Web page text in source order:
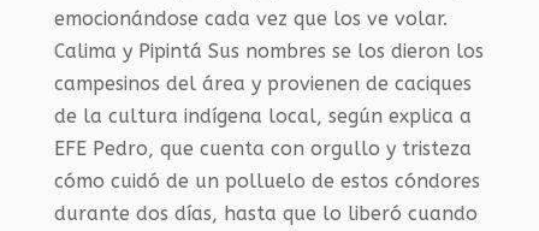
emocionándose cada vez que los ve volar.
Calima y Pipintá Sus nombres se los dieron los
campesinos del área y provienen de caciques
de la cultura indígena local, según explica a
EFE Pedro, que cuenta con orgullo y tristeza
cómo cuidó de un polluelo de estos cóndores
durante dos días, hasta que lo liberó cuando